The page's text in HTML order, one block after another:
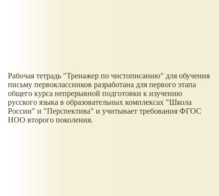
Рабочая тетрадь "Тренажер по чистописанию" для обучения
письму первоклассников разработана для первого этапа
общего курса непрерывной подготовки к изучению
русского языка в образовательных комплексах "Школа
России" и "Перспектива" и учитывает требования ФГОС
НОО второго поколения.